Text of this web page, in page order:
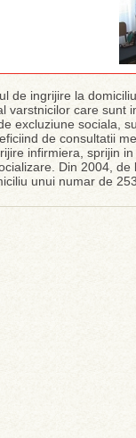
de ingrijire la
varstnicilor care sunt
excluziune sociala,
de consultatii
infirmiera, sprijin
Din 2004,
unui numar de